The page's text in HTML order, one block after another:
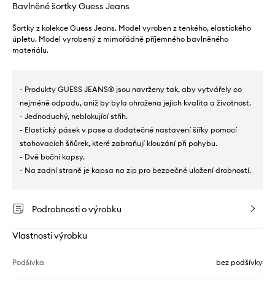
Bavlněné šortky Guess Jeans
Šortky z kolekce Guess Jeans. Model vyroben z tenkého, elastického
úpletu. Model vyrobený z mimořádně příjemného bavlněného
materiálu.
- Produkty GUESS JEANS® jsou navrženy tak, aby vytvářely co
nejméně odpadu, aniž by byla ohrožena jejich kvalita a životnost.
- Jednoduchý, neblokující střih.
- Elastický pásek v pase a dodatečné nastavení šířky pomocí
stahovacích šňůrek, které zabraňují klouzání při pohybu.
- Dvě boční kapsy.
- Na zadní straně je kapsa na zip pro bezpečné uložení drobností.
Podrobnosti o výrobku
Vlastnosti výrobku
Podšívka bez podšívky